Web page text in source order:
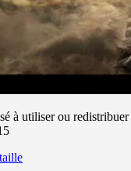
à utiliser ou